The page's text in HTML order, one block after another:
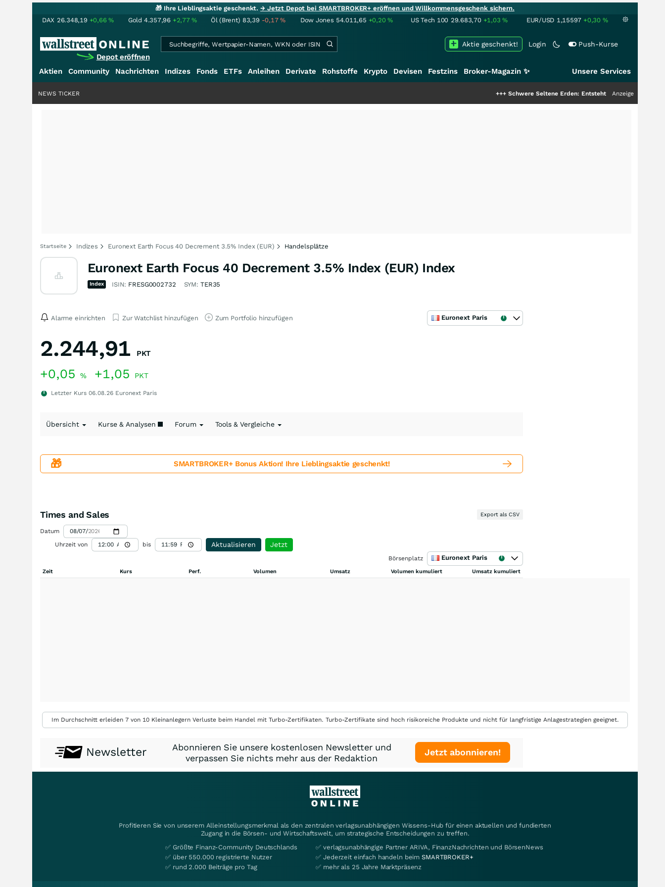
🎁 Ihre Lieblingsaktie geschenkt.→ Jetzt Depot bei SMARTBROKER+ eröffnen und Willkommensgeschenk sichern.
DAX 26.348,19 +0,66% Gold 4.357,96 +2,77% Öl (Brent) 83,39 -0,17% Dow Jones 54.011,65 +0,20% US Tech 100 29.683,70 +1,03% EUR/USD 1,15597 +0,30 %
Depot eröffnen
Login Push-Kurse
Aktie geschenkt!
Aktien Community Nachrichten Indizes Fonds ETFs Anleihen Derivate Rohstoffe Krypto Devisen Festzins Broker-Magazin ✨ Unsere Services
Schwere Seltene Erden: Entsteht hier die nächste
Anzeige
NEWS TICKER
Startseite Indizes Euronext Earth Focus 40 Decrement 3.5% Index (EUR) Handelsplätze
Euronext Earth Focus 40 Decrement 3.5% Index (EUR) Index
Index ISIN: FRESG0002732 SYM: TER35
Alarme einrichten Zur Watchlist hinzufügen Zum Portfolio hinzufügen Euronext Paris
2.244,91 PKT
+0,05 % +1,05 PKT
Letzter Kurs 06.08.26 Euronext Paris
Übersicht Kurse & Analysen Forum Tools & Vergleiche
🎁 SMARTBROKER+ Bonus Aktion! Ihre Lieblingsaktie geschenkt!
Times and Sales Export als CSV
Datum
Uhrzeit von
bis Aktualisieren Jetzt
Börsenplatz Euronext Paris
Zeit Kurs Perf. Volumen Umsatz Volumen kumuliert Umsatz kumuliert
Im Durchschnitt erleiden 7 von 10 Kleinanlegern Verluste beim Handel mit Turbo-Zertifikaten. Turbo-Zertifikate sind hoch risikoreiche Produkte und nicht für langfristige Anlagestrategien geeignet.
Newsletter
Abonnieren Sie unsere kostenlosen Newsletter und
verpassen Sie nichts mehr aus der Redaktion
Jetzt abonnieren!
Profitieren Sie von unserem Alleinstellungsmerkmal als den zentralen verlagsunabhängigen Wissens-Hub für einen aktuellen und fundierten
Zugang in die Börsen- und Wirtschaftswelt, um strategische Entscheidungen zu treffen.
✅ Größte Finanz-Community Deutschlands
✅ über 550.000 registrierte Nutzer
✅ rund 2.000 Beiträge pro Tag
✅ verlagsunabhängige Partner ARIVA, FinanzNachrichten und BörsenNews
✅ Jederzeit einfach handeln beimSMARTBROKER+
✅ mehr als 25 Jahre Marktpräsenz